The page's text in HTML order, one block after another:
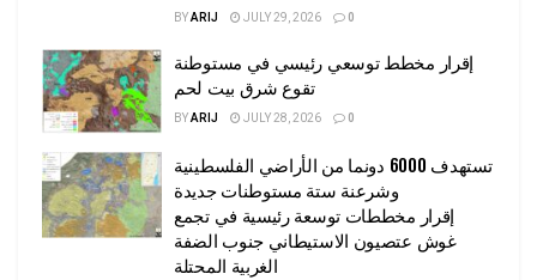
BYARIJ JULY 29, 2026 0
إقرار مخطط توسعي رئيسي في مستوطنة
تقوع شرق بيت لحم
BYARIJ JULY 28, 2026 0
تستهدف 6000 دونما من الأراضي الفلسطينية
وشرعنة ستة مستوطنات جديدة
إقرار مخططات توسعة رئيسية في تجمع
غوش عتصيون الاستيطاني جنوب الضفة
الغربية المحتلة